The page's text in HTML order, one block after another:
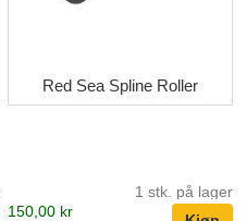
Red Sea Spline Roller
1 stk. på lager
150,00 kr